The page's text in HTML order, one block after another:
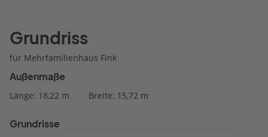
Grundriss
für Mehrfamilienhaus Fink
Außenmaße
Länge: 18,22 m Breite: 15,72 m
Grundrisse